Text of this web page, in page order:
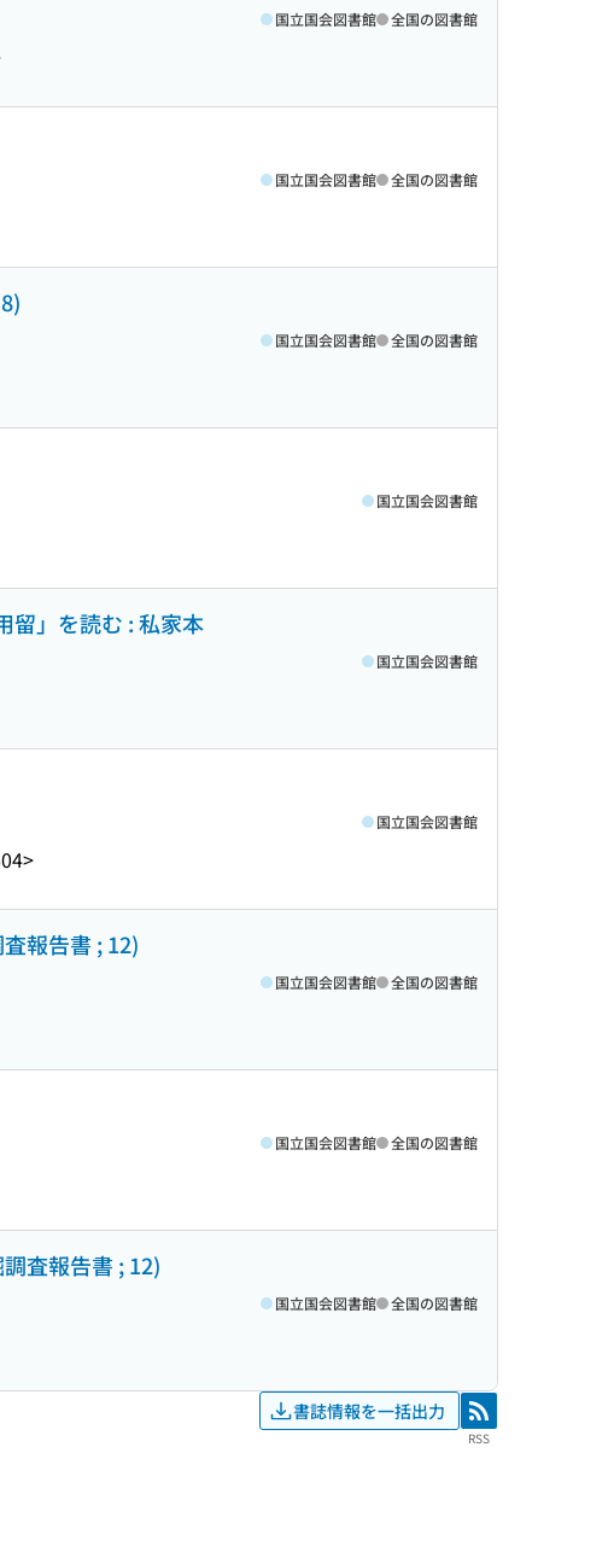
国立国会図書館 全国の図書館
国立国会図書館 全国の図書館
国立国会図書館 全国の図書館
国立国会図書館
留」を読む : 私家本
国立国会図書館
国立国会図書館
報告書 ; 12)
国立国会図書館 全国の図書館
国立国会図書館 全国の図書館
査報告書 ; 12)
国立国会図書館 全国の図書館
書誌情報を一括出力 RSS
RSS